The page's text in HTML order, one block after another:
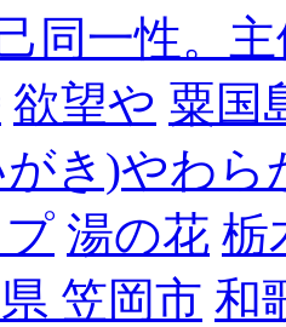
同一性。
欲望や 粟国
き)やわ
湯の花 栃
笠岡市 和